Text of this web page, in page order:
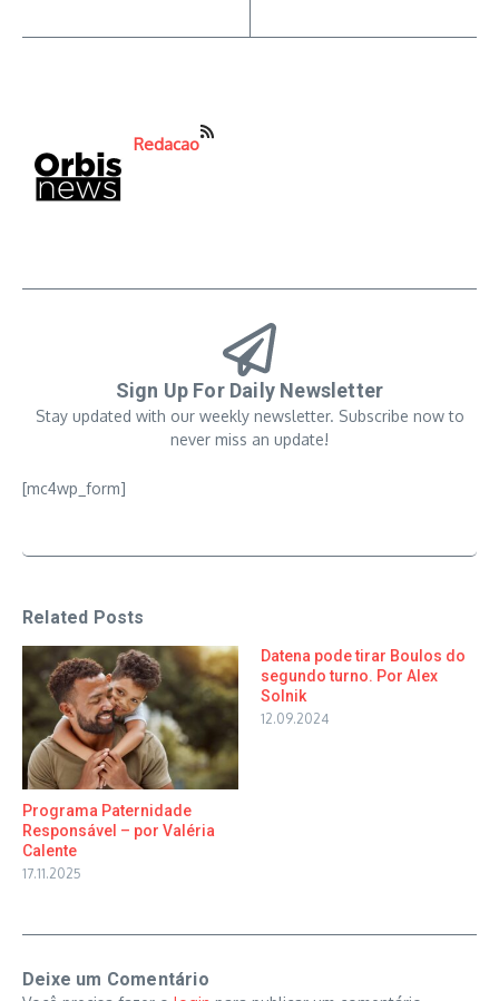
Redacao
Sign Up For Daily Newsletter
Stay updated with our weekly newsletter. Subscribe now to
never miss an update!
[mc4wp_form]
Related Posts
Programa Paternidade
Responsável – por Valéria
Calente
17.11.2025
Datena pode tirar Boulos do
segundo turno. Por Alex
Solnik
12.09.2024
Deixe um Comentário